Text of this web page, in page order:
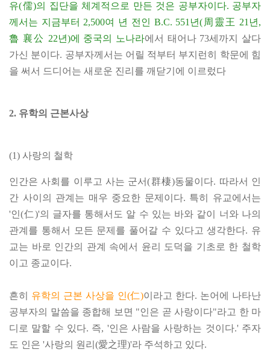
유(儒)의 집단을 체계적으로 만든 것은 공부자이다. 공부자
께서는 지금부터 2,500여 년 전인 B.C. 551년(周靈王 21년,
魯 襄公 22년)에 중국의 노나라에서 태어나 73세까지 살다
가신 분이다. 공부자께서는 어릴 적부터 부지런히 학문에 힘
을 써서 드디어는 새로운 진리를 깨닫기에 이르렀다
2. 유학의 근본사상
(1) 사랑의 철학
인간은 사회를 이루고 사는 군서(群棲)동물이다. 따라서 인
간 사이의 관계는 매우 중요한 문제이다. 특히 유교에서는
'인(仁)'의 글자를 통해서도 알 수 있는 바와 같이 너와 나의
관계를 통해서 모든 문제를 풀어갈 수 있다고 생각한다. 유
교는 바로 인간의 관계 속에서 윤리 도덕을 기초로 한 철학
이고 종교이다.
흔히 유학의 근본 사상을 인(仁)이라고 한다. 논어에 나타난
공부자의 말씀을 종합해 보면 "인은 곧 사랑이다"라고 한 마
디로 말할 수 있다. 즉, '인은 사람을 사랑하는 것이다.' 주자
도 인은 '사랑의 원리(愛之理)'라 주석하고 있다.